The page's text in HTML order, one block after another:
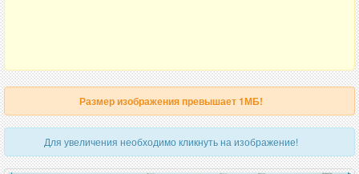
Размер изображения превышает 1МБ!
Для увеличения необходимо кликнуть на изображение!